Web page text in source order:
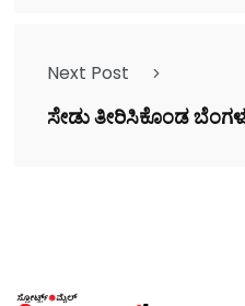
Next Post
ಸೇಡು ತೀರಿಸಿಕೊಂಡ